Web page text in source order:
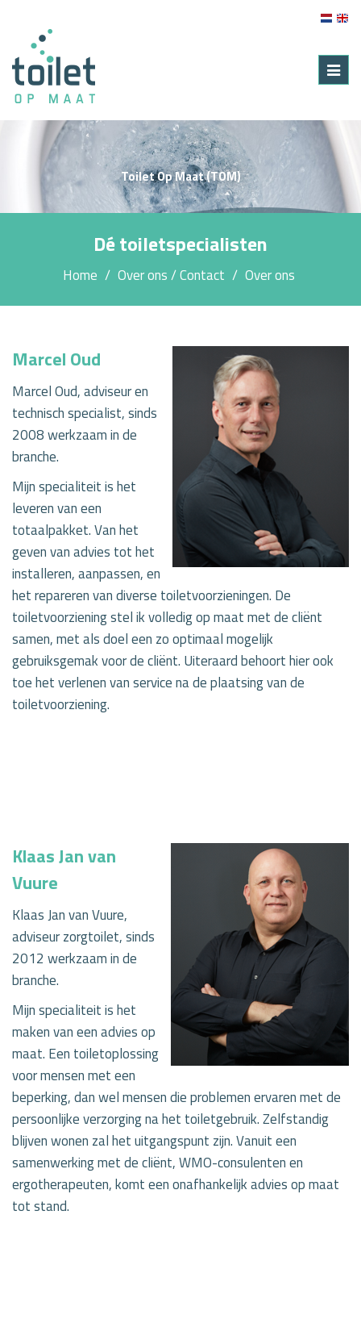
Toilet Op Maat (TOM)
Dé toiletspecialisten
Home Over ons / Contact Over ons
Marcel Oud
Marcel Oud, adviseur en
technisch specialist, sinds
2008 werkzaam in de
branche.
Mijn specialiteit is het
leveren van een
totaalpakket. Van het
geven van advies tot het
installeren, aanpassen, en
het repareren van diverse toiletvoorzieningen. De
toiletvoorziening stel ik volledig op maat met de cliënt
samen, met als doel een zo optimaal mogelijk
gebruiksgemak voor de cliënt. Uiteraard behoort hier ook
toe het verlenen van service na de plaatsing van de
toiletvoorziening.
Klaas Jan van
Vuure
Klaas Jan van Vuure,
adviseur zorgtoilet, sinds
2012 werkzaam in de
branche.
Mijn specialiteit is het
maken van een advies op
maat. Een toiletoplossing
voor mensen met een
beperking, dan wel mensen die problemen ervaren met de
persoonlijke verzorging na het toiletgebruik. Zelfstandig
blijven wonen zal het uitgangspunt zijn. Vanuit een
samenwerking met de cliënt, WMO-consulenten en
ergotherapeuten, komt een onafhankelijk advies op maat
tot stand.